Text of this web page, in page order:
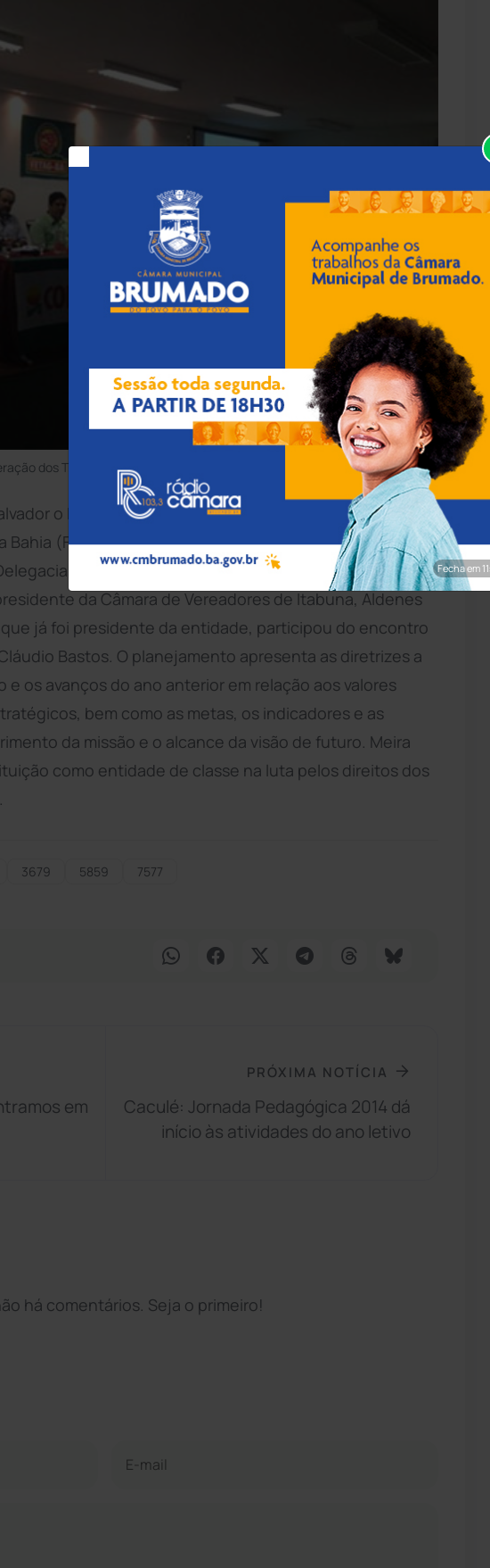
dos Trabalhadores na Agricultura da Bahia. (Foto: Divulgação).
o Planejamento Estratégico da Federação dos
Bahia (Fetag/BA 2014). O evento contou com a presença
Sindicais e Assessores Internos e Externos da
da Câmara de Vereadores de Itabuna, Aldenes
já foi presidente da entidade, participou do encontro
Bastos. O planejamento apresenta as diretrizes a
os avanços do ano anterior em relação aos valores
bem como as metas, os indicadores e as
da missão e o alcance da visão de futuro. Meira
como entidade de classe na luta pelos direitos dos
3679 5859 7577
em
PRÓXIMA NOTÍCIA
Caculé: Jornada Pedagógica 2014 dá
início às atividades do ano letivo
há comentários. Seja o primeiro!
Fecha em